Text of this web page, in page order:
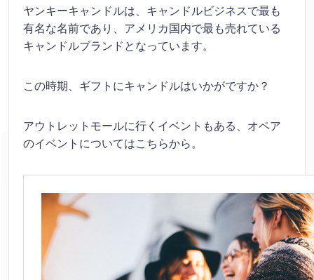
ヤンキーキャンドルは、キャンドルビジネスで最も
有名な名前であり、アメリカ国内で最も売れている
キャンドルブランドとなっています。
この時期、ギフトにキャンドルはいかがですか？
アウトレットモールに行くイベントもある、オペア
のイベントについてはこちらから。